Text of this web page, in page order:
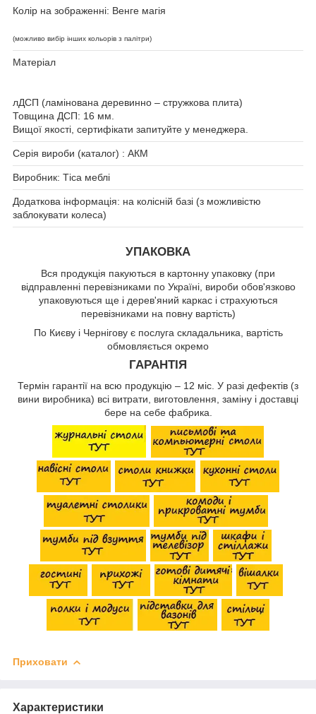
Колір на зображенні: Венге магія
(можливо вибір інших кольорів з палітри)
Матеріал
лДСП (ламінована деревинно – стружкова плита)
Товщина ДСП: 16 мм.
Вищої якості, сертифікати запитуйте у менеджера.
Серія вироби (каталог) : АКМ
Виробник: Тіса меблі
Додаткова інформація: на колісній базі (з можливістю
заблокувати колеса)
УПАКОВКА
Вся продукція пакуються в картонну упаковку (при
відправленні перевізниками по Україні, вироби обов'язково
упаковуються ще і дерев'яний каркас і страхуються
перевізниками на повну вартість)
По Києву і Чернігову є послуга складальника, вартість
обмовляється окремо
ГАРАНТІЯ
Термін гарантії на всю продукцію – 12 міс. У разі дефектів (з
вини виробника) всі витрати, виготовлення, заміну і доставці
бере на себе фабрика.
Приховати
Характеристики